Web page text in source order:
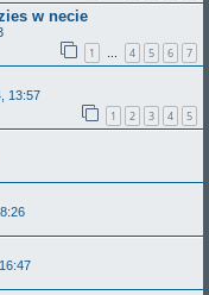
w necie
1 … 4 5 6 7
13:57
1 2 3 4 5